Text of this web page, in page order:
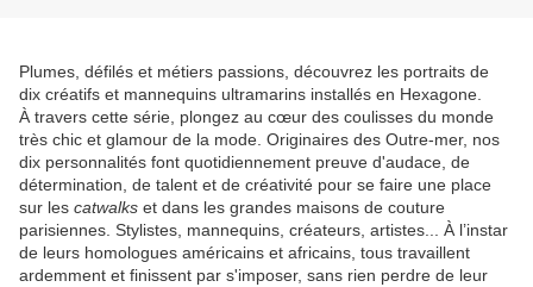
Plumes, défilés et métiers passions, découvrez les portraits de
dix créatifs et mannequins ultramarins installés en Hexagone.
À travers cette série, plongez au cœur des coulisses du monde
très chic et glamour de la mode. Originaires des Outre-mer, nos
dix personnalités font quotidiennement preuve d'audace, de
détermination, de talent et de créativité pour se faire une place
sur les catwalks et dans les grandes maisons de couture
parisiennes. Stylistes, mannequins, créateurs, artistes... À l’instar
de leurs homologues américains et africains, tous travaillent
ardemment et finissent par s'imposer, sans rien perdre de leur